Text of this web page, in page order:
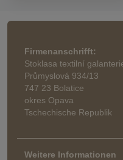
Firmenanschrifft:
Stoklasa textilní
Průmyslová 934/13
747 23 Bolatice
okres Opava
Tschechische Republik
Weitere Informationen